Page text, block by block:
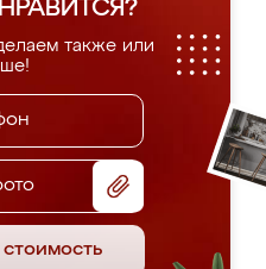
также или
стоимость